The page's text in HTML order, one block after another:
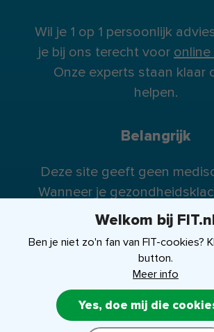
Wil je 1 op 1 persoonlijk
je bij ons terecht voor
Onze experts staan klaar
helpen.
Belangrijk
Deze site geeft geen
Wanneer je
raden wij je te allen tijde aan
te nemen met je huisarts (of
specialist).
FIT-shop Over ons
Welkom bij
Ben je niet zo'n fan van FIT-cookies?
button.
Meer info
Yes, doe mij die